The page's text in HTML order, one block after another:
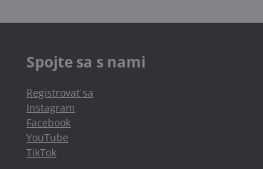
Spojte sa s nami
Registrovať sa
Instagram
Facebook
YouTube
TikTok